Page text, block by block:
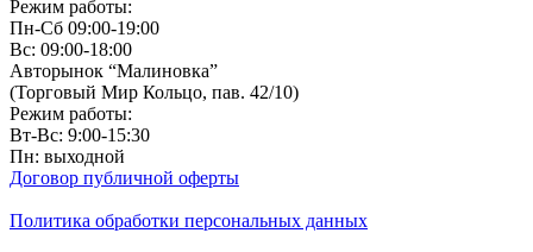
Режим работы:
Пн-Сб 09:00-19:00
Вс: 09:00-18:00
Авторынок “Малиновка”
(Торговый Мир Кольцо, пав. 42/10)
Режим работы:
Вт-Вс: 9:00-15:30
Пн: выходной
Договор публичной оферты
Политика обработки персональных данных